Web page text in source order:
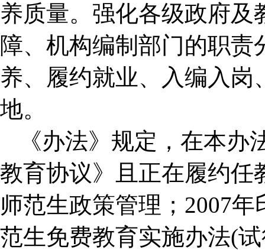
养质量。强化各级政府
障、机构编制部门的职
养、履约就业、入编入
地。
《办法》规定，在本
教育协议》且正在履约任
师范生政策管理；2007
范生免费教育实施办法(